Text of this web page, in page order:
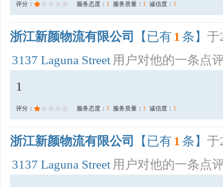
评分： 服务态度： 1 服务质量： 1 诚信度： 1
浙江新颜物流有限公司 【已有 1 条】 于
3137 Laguna Street 用户对他的一条点
1
评分： 服务态度： 1 服务质量： 1 诚信度： 1
浙江新颜物流有限公司 【已有 1 条】 于
3137 Laguna Street 用户对他的一条点